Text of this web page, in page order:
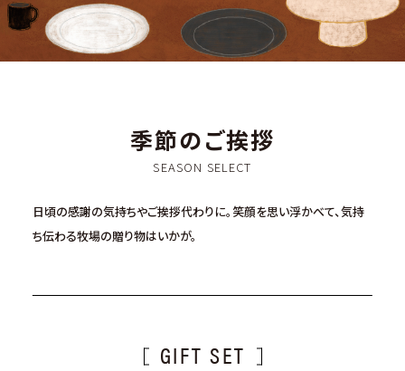
季節のご挨拶
SEASON SELECT
日頃の感謝の気持ちやご挨拶代わりに。 笑顔を思い浮かべて、気持
ち伝わる牧場の贈り物はいかが。
GIFT SET